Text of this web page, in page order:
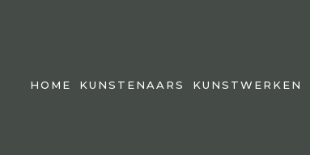
HOME KUNSTENAARS KUNSTWERKEN